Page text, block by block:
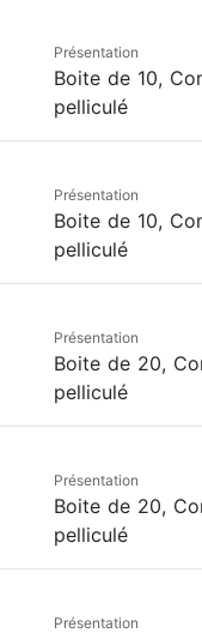
Présentation
Boite de 10,
pelliculé
Présentation
Boite de 10,
pelliculé
Présentation
Boite de 20,
pelliculé
Présentation
Boite de 20,
pelliculé
Présentation